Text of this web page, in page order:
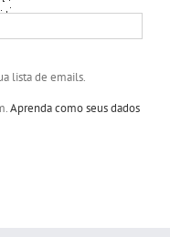
lista de emails.
Aprenda como seus dados